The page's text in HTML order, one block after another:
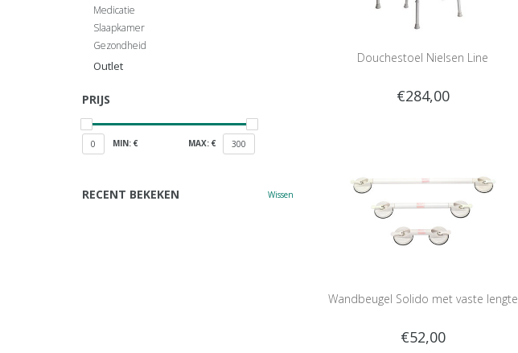
Medicatie
Slaapkamer
Gezondheid
Outlet
PRIJS
0 MIN: € MAX: € 300
RECENT BEKEKEN Wissen
Douchestoel Nielsen Line
€284,00
Wandbeugel Solido met vaste lengte
€52,00